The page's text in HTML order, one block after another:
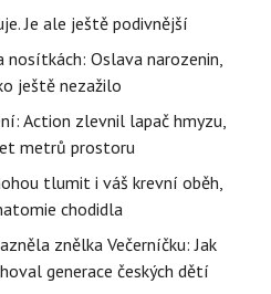
Je ale ještě podivnější
nosítkách: Oslava narozenin,
ještě nezažilo
Action zlevnil lapač hmyzu,
metrů prostoru
tlumit i váš krevní oběh,
chodidla
znělka Večerníčku: Jak
generace českých dětí